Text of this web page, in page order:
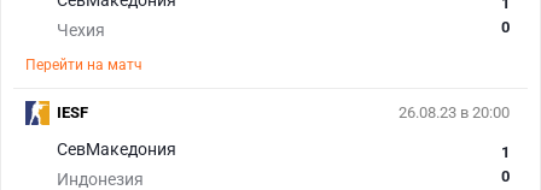
Чехия
0
Перейти на матч
26.08.23 в 20:00
СевМакедония
Индонезия
1
0
IESF